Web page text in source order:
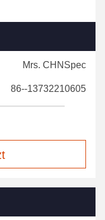
Mrs. CHNSpec
86--13732210605